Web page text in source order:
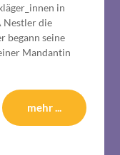
in
Nestler die
begann seine
Mandantin
mehr ...